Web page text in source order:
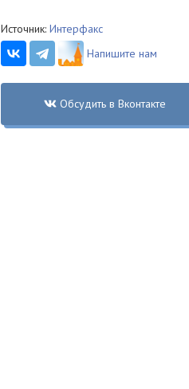
Источник: Интерфакс
Напишите нам
Обсудить в Вконтакте